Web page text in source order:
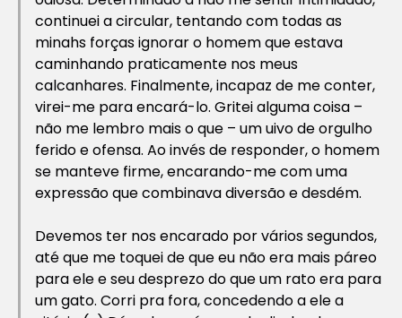
continuei a circular, tentando com todas as
minahs forças ignorar o homem que estava
caminhando praticamente nos meus
calcanhares. Finalmente, incapaz de me conter,
virei-me para encará-lo. Gritei alguma coisa –
não me lembro mais o que – um uivo de orgulho
ferido e ofensa. Ao invés de responder, o homem
se manteve firme, encarando-me com uma
expressão que combinava diversão e desdém.
Devemos ter nos encarado por vários segundos,
até que me toquei de que eu não era mais páreo
para ele e seu desprezo do que um rato era para
um gato. Corri pra fora, concedendo a ele a